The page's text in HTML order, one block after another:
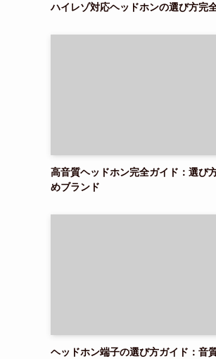
ハイレゾ対応ヘッドホンの選び方完
高音質ヘッドホン完全ガイド：選び
めブランド
ヘッドホン端子の選び方ガイド：音